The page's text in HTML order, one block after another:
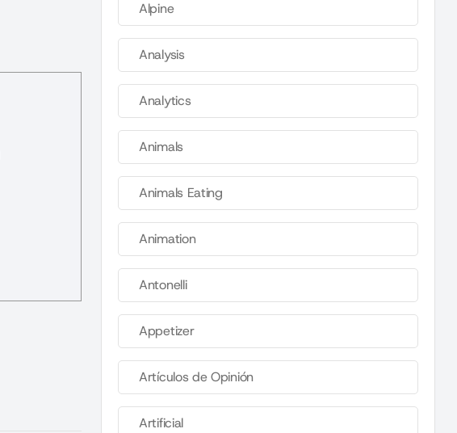
Alpine
Analysis
Analytics
Animals
Animals Eating
Animation
Antonelli
Appetizer
Artículos de Opinión
Artificial